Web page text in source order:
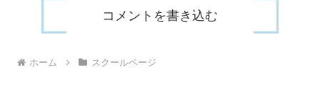
コメントを書き込む
ホーム スクールページ